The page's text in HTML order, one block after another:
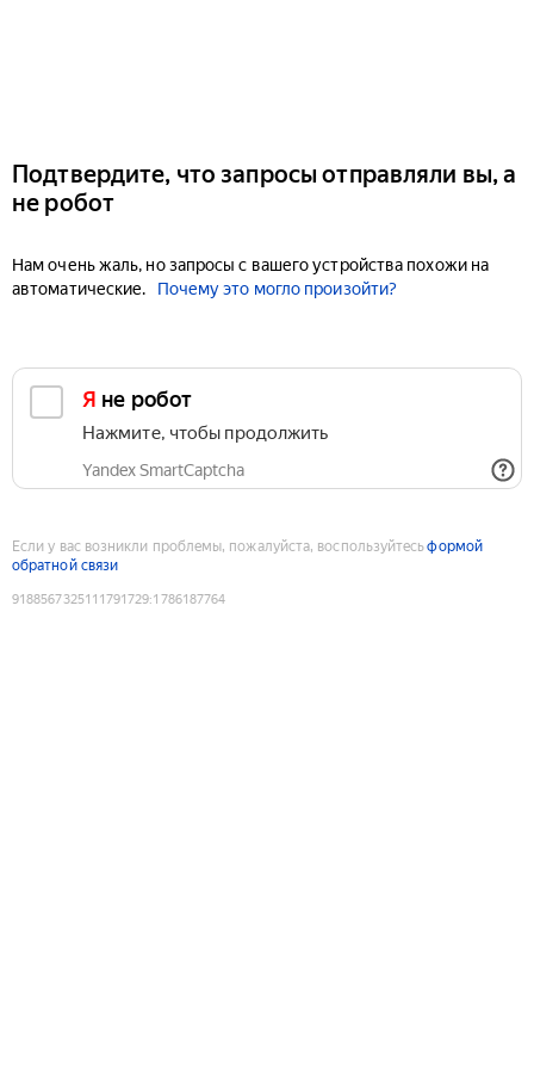
Подтвердите, что запросы отправляли вы, а
не робот
Нам очень жаль, но запросы с вашего устройства похожи на
автоматические.
Почему это могло произойти?
Я не робот
Нажмите, чтобы продолжить
Yandex SmartCaptcha
Если у вас возникли проблемы, пожалуйста, воспользуйтесьформой
обратной связи
9188567325111791729:1786187764